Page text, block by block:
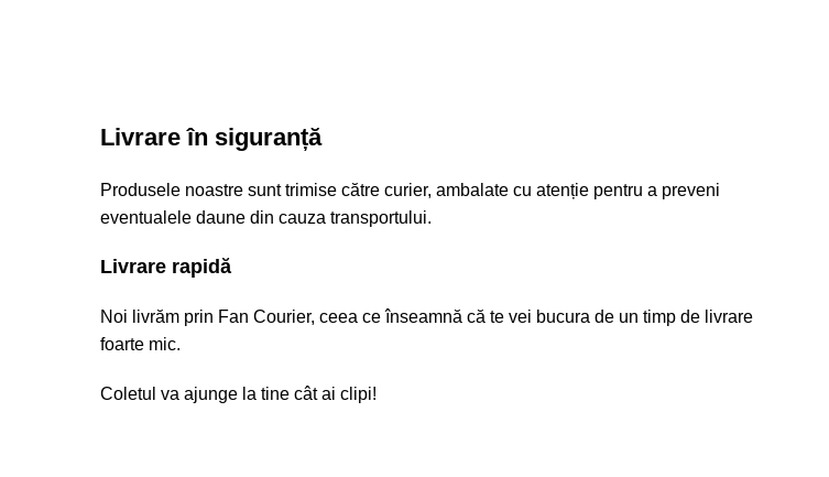
Livrare în siguranță
Produsele noastre sunt trimise către curier, ambalate cu atenție pentru a preveni
eventualele daune din cauza transportului.
Livrare rapidă
Noi livrăm prin Fan Courier, ceea ce înseamnă că te vei bucura de un timp de livrare
foarte mic.
Coletul va ajunge la tine cât ai clipi!